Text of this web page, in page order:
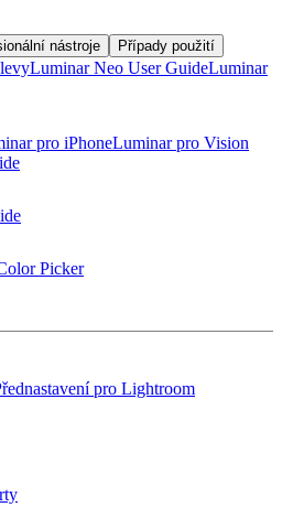
nástroje
Případy použití
Luminar Neo User GuideLuminar
pro iPhoneLuminar pro Vision
Picker
pro Lightroom